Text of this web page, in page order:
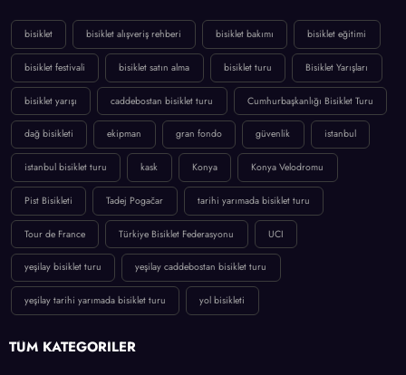
bisiklet bisiklet alışveriş rehberi bisiklet bakımı bisiklet eğitimi
bisiklet festivali bisiklet satın alma bisiklet turu Bisiklet Yarışları
bisiklet yarışı caddebostan bisiklet turu Cumhurbaşkanlığı Bisiklet Turu
dağ bisikleti ekipman gran fondo güvenlik istanbul
istanbul bisiklet turu kask Konya Konya Velodromu
Pist Bisikleti Tadej Pogačar tarihi yarımada bisiklet turu
Tour de France Türkiye Bisiklet Federasyonu UCI
yeşilay bisiklet turu yeşilay caddebostan bisiklet turu
yeşilay tarihi yarımada bisiklet turu yol bisikleti
TÜM KATEGORİLER